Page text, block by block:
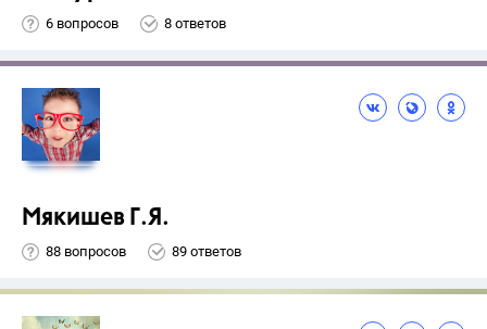
6 вопросов 8 ответов
Мякишев Г.Я.
88 вопросов 89 ответов